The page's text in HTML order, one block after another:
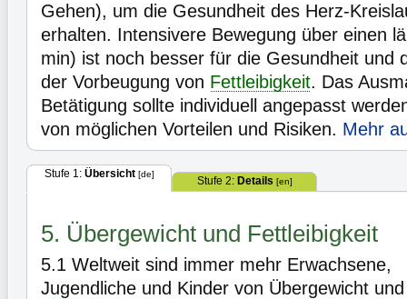
Gehen), um die Gesundheit des Herz-
erhalten. Intensivere Bewegung über einen
min) ist noch besser für die Gesundheit und
der Vorbeugung von Fettleibigkeit. Das
Betätigung sollte individuell angepasst
von möglichen Vorteilen und Risiken. Mehr
Stufe 1: Übersicht[de]
Stufe 2: Details [en]
5. Übergewicht und Fettleibigkeit
5.1 Weltweit sind immer mehr Erwachsene,
Jugendliche und Kinder von Übergewicht und